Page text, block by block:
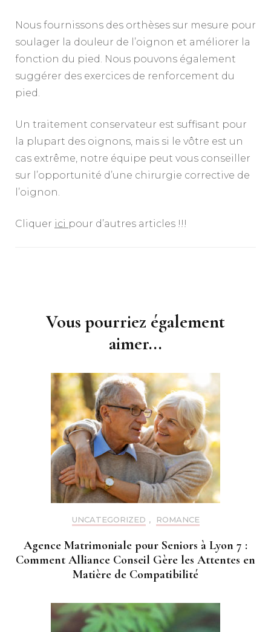
Nous fournissons des orthèses sur mesure pour
soulager la douleur de l’oignon et améliorer la
fonction du pied. Nous pouvons également
suggérer des exercices de renforcement du
pied.
Un traitement conservateur est suffisant pour
la plupart des oignons, mais si le vôtre est un
cas extrême, notre équipe peut vous conseiller
sur l’opportunité d’une chirurgie corrective de
l’oignon.
Cliquer ici pour d’autres articles !!!
Vous pourriez également
aimer...
UNCATEGORIZED , ROMANCE
Agence Matrimoniale pour Seniors à Lyon 7 :
Comment Alliance Conseil Gère les Attentes en
Matière de Compatibilité